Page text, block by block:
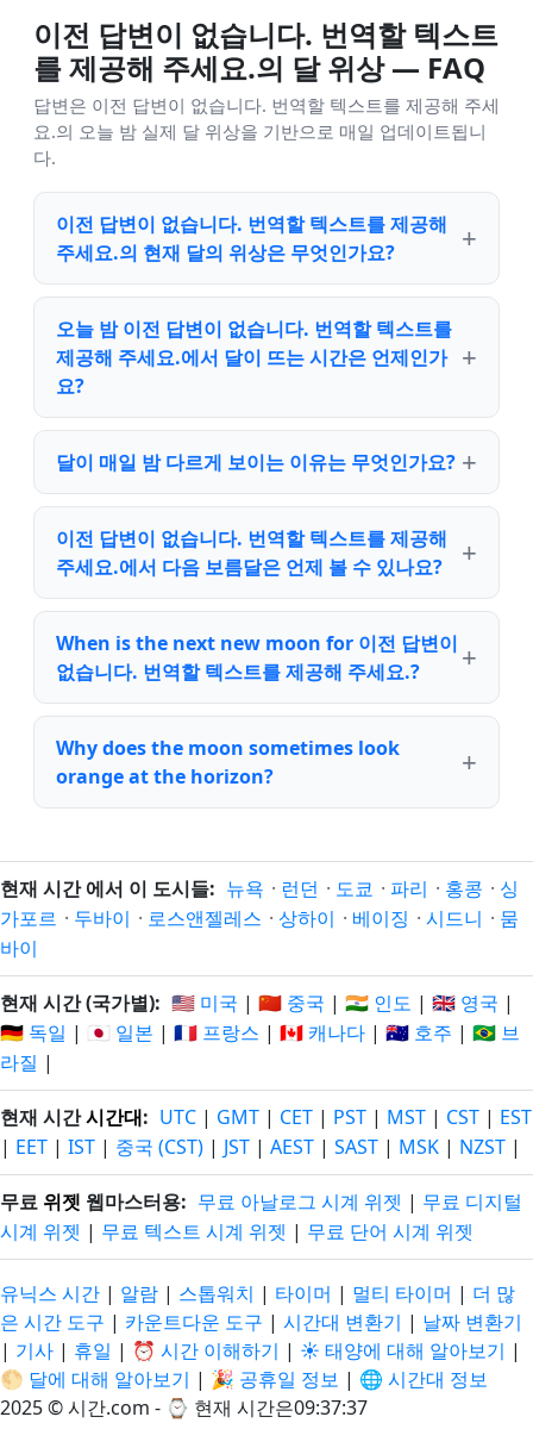
이전 답변이 없습니다. 번역할 텍스트
를 제공해 주세요.의 달 위상 — FAQ
답변은 이전 답변이 없습니다. 번역할 텍스트를 제공해 주세
요.의 오늘 밤 실제 달 위상을 기반으로 매일 업데이트됩니
다.
이전 답변이 없습니다. 번역할 텍스트를 제공해
주세요.의 현재 달의 위상은 무엇인가요?
오늘 밤 이전 답변이 없습니다. 번역할 텍스트를
제공해 주세요.에서 달이 뜨는 시간은 언제인가
요?
달이 매일 밤 다르게 보이는 이유는 무엇인가요?
이전 답변이 없습니다. 번역할 텍스트를 제공해
주세요.에서 다음 보름달은 언제 볼 수 있나요?
When is the next new moon for 이전 답변이
없습니다. 번역할 텍스트를 제공해 주세요.?
Why does the moon sometimes look
orange at the horizon?
현재 시간 에서 이 도시들: 뉴욕 · 런던 · 도쿄 · 파리 · 홍콩 · 싱
가포르 · 두바이 · 로스앤젤레스 · 상하이 · 베이징 · 시드니 · 뭄
바이
현재 시간 (국가별): 🇺🇸 미국 | 🇨🇳 중국 | 🇮🇳 인도 | 🇬🇧 영국 |
🇩🇪 독일 | 🇯🇵 일본 | 🇫🇷 프랑스 | 🇨🇦 캐나다 | 🇦🇺 호주 | 🇧🇷 브
라질 |
현재 시간시간대: UTC | GMT | CET | PST | MST | CST | EST
| EET | IST | 중국 (CST) | JST | AEST | SAST | MSK | NZST |
무료 위젯 웹마스터용: 무료 아날로그 시계 위젯 | 무료 디지털
시계 위젯 | 무료 텍스트 시계 위젯 | 무료 단어 시계 위젯
유닉스 시간 | 알람 | 스톱워치 | 타이머 | 멀티 타이머 | 더 많
은 시간 도구 | 카운트다운 도구 | 시간대 변환기 | 날짜 변환기
| 기사 | 휴일 | ⏰ 시간 이해하기 | ☀️ 태양에 대해 알아보기 |
🌕 달에 대해 알아보기 | 🎉 공휴일 정보 | 🌐 시간대 정보
2025 © 시간.com - ⌚ 현재 시간은09:37:38